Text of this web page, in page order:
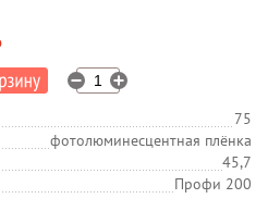
75
фотолюминесцентная плёнка
45,7
Профи 200